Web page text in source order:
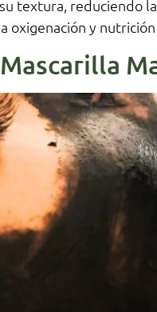
textura, reduciendo
oxigenación y